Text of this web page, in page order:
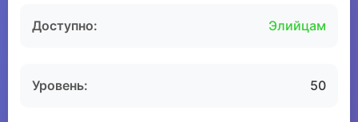
Доступно: Элийцам
Уровень: 50